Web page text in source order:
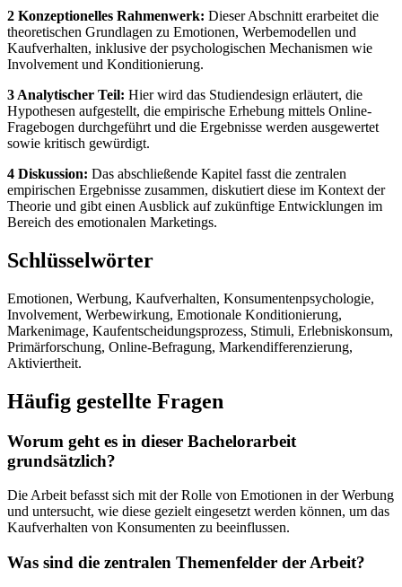
2 Konzeptionelles Rahmenwerk: Dieser Abschnitt erarbeitet die
theoretischen Grundlagen zu Emotionen, Werbemodellen und
Kaufverhalten, inklusive der psychologischen Mechanismen wie
Involvement und Konditionierung.
3 Analytischer Teil: Hier wird das Studiendesign erläutert, die
Hypothesen aufgestellt, die empirische Erhebung mittels Online-
Fragebogen durchgeführt und die Ergebnisse werden ausgewertet
sowie kritisch gewürdigt.
4 Diskussion: Das abschließende Kapitel fasst die zentralen
empirischen Ergebnisse zusammen, diskutiert diese im Kontext der
Theorie und gibt einen Ausblick auf zukünftige Entwicklungen im
Bereich des emotionalen Marketings.
Schlüsselwörter
Emotionen, Werbung, Kaufverhalten, Konsumentenpsychologie,
Involvement, Werbewirkung, Emotionale Konditionierung,
Markenimage, Kaufentscheidungsprozess, Stimuli, Erlebniskonsum,
Primärforschung, Online-Befragung, Markendifferenzierung,
Aktiviertheit.
Häufig gestellte Fragen
Worum geht es in dieser Bachelorarbeit
grundsätzlich?
Die Arbeit befasst sich mit der Rolle von Emotionen in der Werbung
und untersucht, wie diese gezielt eingesetzt werden können, um das
Kaufverhalten von Konsumenten zu beeinflussen.
Was sind die zentralen Themenfelder der Arbeit?